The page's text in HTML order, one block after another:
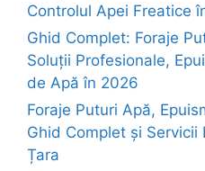
Controlul Apei Freatice
Ghid Complet: Foraje
Soluții Profesionale,
de Apă în 2026
Foraje Puturi Apă,
Ghid Complet și Servicii
Țara